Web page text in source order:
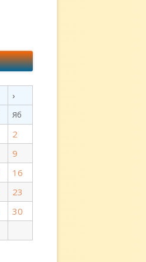
›
Яб
2
9
16
23
30